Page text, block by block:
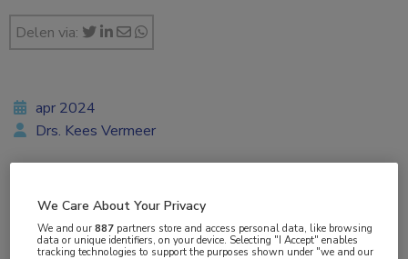
Delen via:
apr 2024
Drs. Kees Vermeer
Vakgebieden:
Gastro-enterologie
We Care About Your Privacy
We and our887 partners store and access personal data, like browsing
data or unique identifiers, on your device. Selecting "I Accept" enables
tracking technologies to support the purposes shown under "we and our